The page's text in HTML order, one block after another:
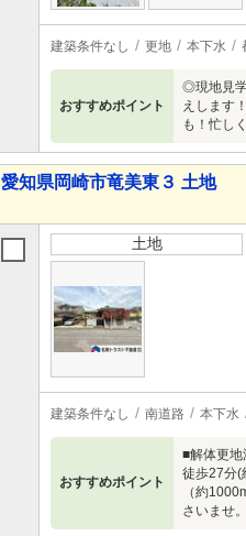
建築条件なし 更地 本下水
おすすめポイント
◎現地見
えします
も！忙し
愛知県岡崎市竜美東３ 土地
土地
建築条件なし 南道路 本下水
おすすめポイント
■解体更
徒歩27分
（約
さいませ